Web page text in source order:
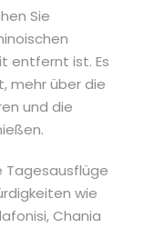
Sie
entfernt ist. Es
mehr über die
und die
Tagesausflüge
wie
Chania